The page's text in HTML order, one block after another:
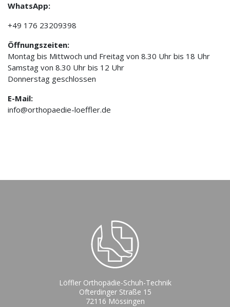
WhatsApp:
+49 176 23209398
Öffnungszeiten:
Montag bis Mittwoch und Freitag von 8.30 Uhr bis 18 Uhr
Samstag von 8.30 Uhr bis 12 Uhr
Donnerstag geschlossen
E-Mail:
info@orthopaedie-loeffler.de
Löffler Orthopädie-Schuh-Technik
Ofterdinger Straße 15
72116 Mössingen